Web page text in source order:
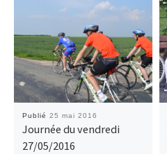
Publié 25 mai 2016
Journée du vendredi
27/05/2016